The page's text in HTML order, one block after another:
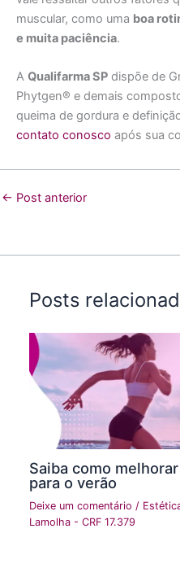
muscular, como uma boa
e muita paciência.
A Qualifarma SP dispõe de
Phytgen® e demais
queima de gordura e
contato conosco após sua
← Post anterior
Posts
Saiba como
para o verão
Deixe um comentário /
Lamolha - CRF 17.379